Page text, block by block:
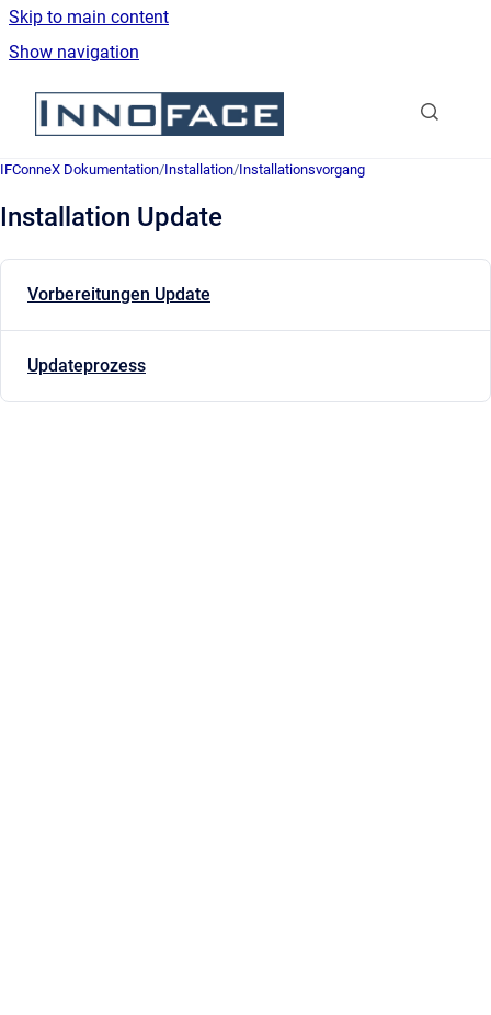
Skip to main content
Show navigation
Go to homepage
IFConneX Dokumentation/Installation/Installationsvorgang
Installation Update
Vorbereitungen Update
Updateprozess